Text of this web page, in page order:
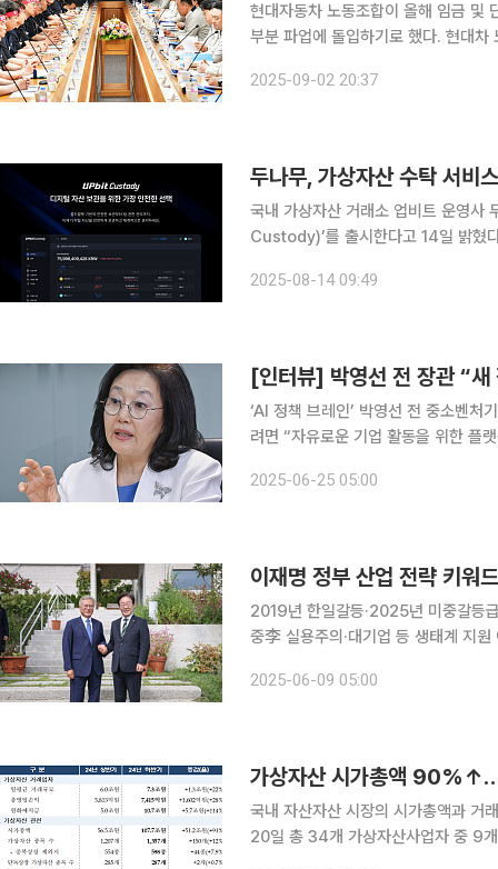
현대자동차 노동조합이 올해 임금 및
부분 파업에 돌입하기로 했다. 현대차 노조가
2025-09-02 20:37
두나무, 가상자산 수탁 서비
국내 가상자산 거래소 업비트 운영사
Custody)’를 출시한다고 14일 밝혔다. 업비트 커스터디는 업비트가 다년간 축적한 보관 기
자산 투자가 단계적으로 허용되면서
2025-08-14 09:49
[인터뷰] 박영선 전 장관 “
‘AI 정책 브레인’ 박영선 전 중소벤처
려면 “자유로운 기업 활동을 위한 플랫폼을 만들고, 지원하는 것이 정부의 역할입니다. 진보 정권이
정부의 정책 아젠다이자, 국가 경제
2025-06-25 05:00
2019년 한일갈등·2025년 미중갈등
중李 실용주의·대기업 등 생태계 지원 이재명 정부가 출범했다. 위기의 대한민국이 다시 도약하려면
이는 새 정부의 핵심 국정과제를 10개
2025-06-09 05:00
가상자산 시가총액
국내 자산자산 시장의 시가총액과 거래가
20일 총 34개 가상자산사업자 중 9